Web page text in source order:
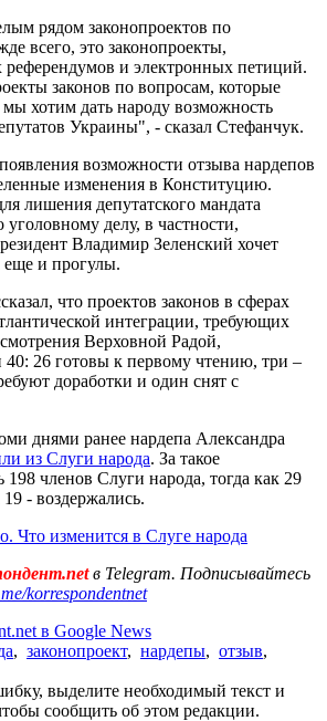
рядом законопроектов по
всего, это законопроекты,
и электронных петиций.
законов по вопросам, которые
хотим дать народу возможность
Украины", - сказал Стефанчук.
возможности отзыва нардепов
изменения в Конституцию.
лишения депутатского мандата
уголовному делу, в частности,
Владимир Зеленский хочет
еще и прогулы.
что проектов законов в сферах
интеграции, требующих
Верховной Радой,
40: 26 готовы к первому чтению, три –
доработки и один снят с
днями ранее нардепа Александра
из Слуги народа. За такое
198 членов Слуги народа, тогда как 29
- воздержались.
Что изменится в Слуге народа
в Telegram. Подписывайтесь
korrespondentnet
в Google News
, законопроект, нардепы, отзыв,
выделите необходимый текст и
сообщить об этом редакции.